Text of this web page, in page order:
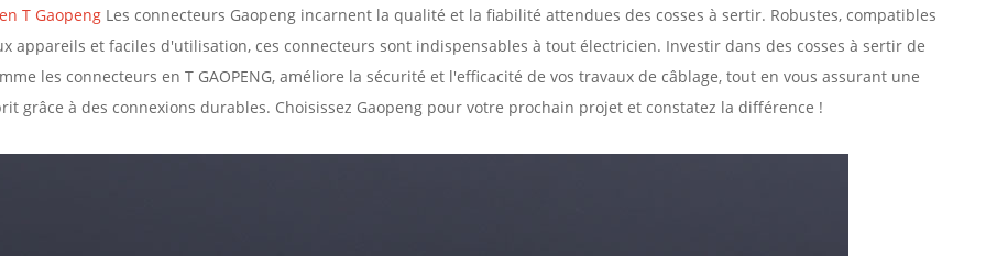
T GaopengLes connecteurs Gaopeng incarnent la qualité et la fiabilité attendues des cosses à sertir. Robustes, compatibles
appareils et faciles d'utilisation, ces connecteurs sont indispensables à tout électricien. Investir dans des cosses à sertir de
les connecteurs en T GAOPENG, améliore la sécurité et l'efficacité de vos travaux de câblage, tout en vous assurant une
grâce à des connexions durables. Choisissez Gaopeng pour votre prochain projet et constatez la différence !